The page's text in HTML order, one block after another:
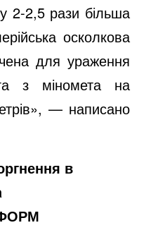
у 2-2,5 рази більша
осколкова
для ураження
з міномета на
— написано
в